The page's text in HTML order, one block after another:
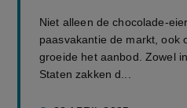
Niet alleen de chocolade-
paasvakantie de markt, ook
groeide het aanbod. Zowel
Staten zakken d...